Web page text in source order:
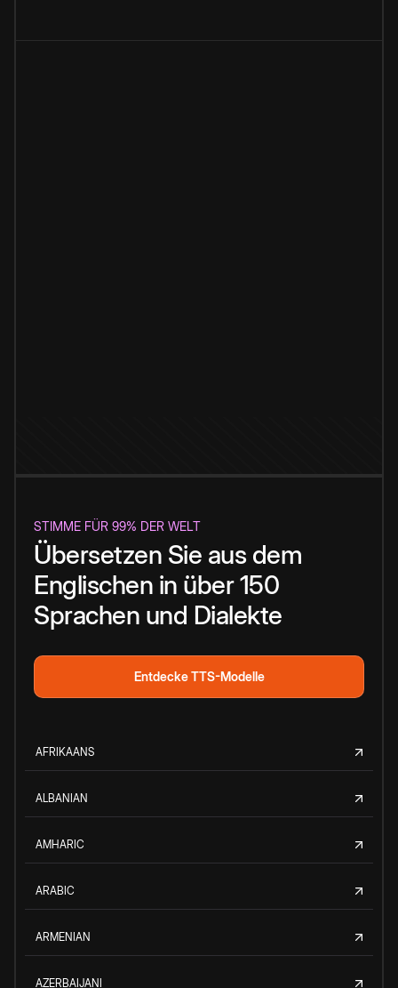
STIMME FÜR 99% DER WELT
Übersetzen Sie aus dem
Englischen in über 150
Sprachen und Dialekte
Entdecke TTS-Modelle
AFRIKAANS
ALBANIAN
AMHARIC
ARABIC
ARMENIAN
AZERBAIJANI